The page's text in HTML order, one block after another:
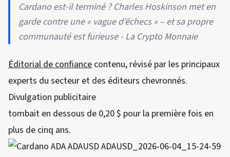
Cardano est-il terminé ? Charles Hoskinson met en
garde contre une « vague d’échecs » – et sa propre
communauté est furieuse - La Crypto Monnaie
Éditorial de confiance contenu, révisé par les principaux
experts du secteur et des éditeurs chevronnés.
Divulgation publicitaire
tombait en dessous de 0,20 $ pour la première fois en
plus de cinq ans.